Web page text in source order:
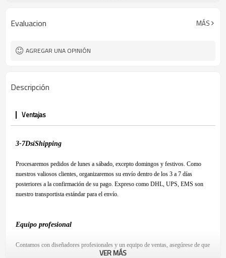
Evaluacion MÁS
AGREGAR UNA OPINIÓN
Descripción
Ventajas
3-7DsíShipping
Procesaremos pedidos de lunes a sábado, excepto domingos y festivos. Como
nuestros valiosos clientes, organizaremos su envío dentro de los 3 a 7 días
posteriores a la confirmación de su pago. Expreso como DHL, UPS, EMS son
nuestro transportista estándar para el envío.
Equipo profesional
Contamos con diseñadores profesionales y un equipo de ventas, asegúrese de que
esté satisfecho con nuestro producto y tenga una experiencia de compra
VER MÁS